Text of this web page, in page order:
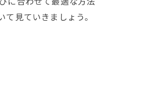
見ていきましょう。